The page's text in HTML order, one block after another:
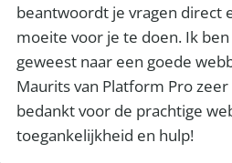
beantwoordt je vragen direct
moeite voor je te doen. Ik
geweest naar een goede
Maurits van Platform Pro
bedankt voor de prachtige
toegankelijkheid en hulp!